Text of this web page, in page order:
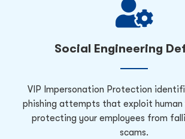
Social Engineering
VIP Impersonation Protection
phishing attempts that exploit human
protecting your employees from
scams.